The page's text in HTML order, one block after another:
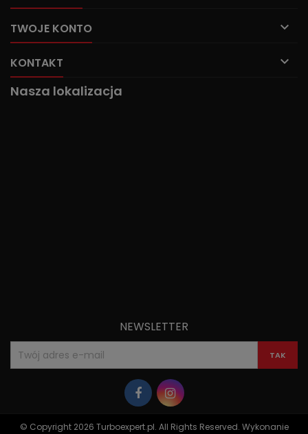
TWOJE KONTO 
KONTAKT 
Nasza lokalizacja
NEWSLETTER
© Copyright 2026 Turboexpert.pl. All Rights Reserved. Wykonanie